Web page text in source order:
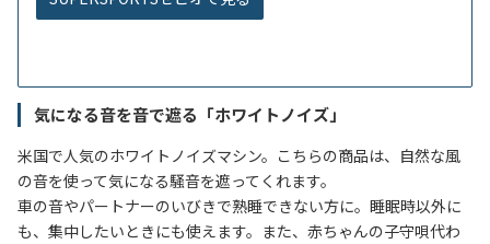
気になる音を音で遮る「ホワイトノイズ」
米国で人気のホワイトノイズマシン。こちらの商品は、自然な風
の音を使って気になる騒音を遮ってくれます。
車の音やパートナーのいびきで熟睡できない方に。睡眠時以外に
も、集中したいときにも使えます。また、赤ちゃんの子守唄代わ